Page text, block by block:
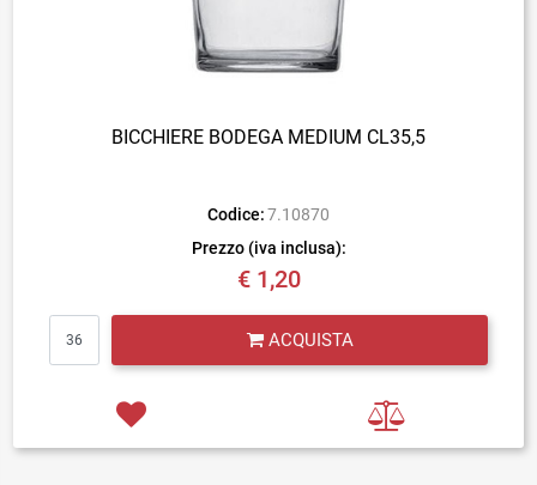
BICCHIERE BODEGA MEDIUM CL35,5
Codice: 7.10870
Prezzo (iva inclusa):
€ 1,20
ACQUISTA